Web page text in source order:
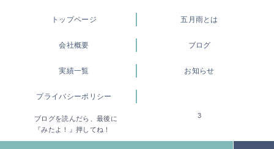
ブログを読んだら、最後に
『みたよ！』押してね！
3
トップページ 五月雨とは
会社概要 ブログ
実績一覧 お知らせ
プライバシーポリシー
©株式会社 五月雨